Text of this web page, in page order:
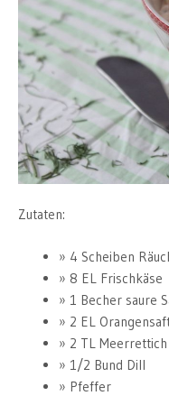
Zutaten:
4 Scheiben
8 EL Frischkäse
1 Becher saure
2 EL
2 TL Meerrettich
1/2 Bund Dill
Pfeffer